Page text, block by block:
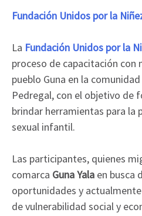
Fundación Unidos por la
La Fundación Unidos por la
proceso de capacitación con
pueblo Guna en la
Pedregal, con el objetivo de
brindar herramientas para la
sexual infantil.
Las participantes, quienes
comarca Guna Yala en busca
oportunidades y
de vulnerabilidad social y